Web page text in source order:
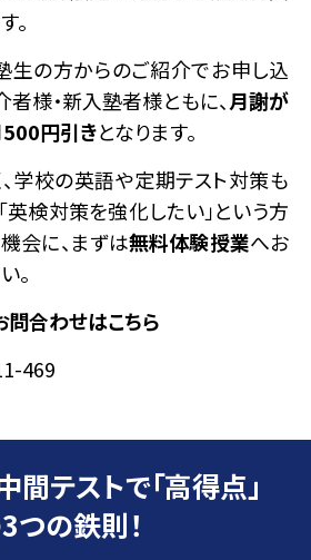
。
生の方からのご紹介でお申し込
者様・新入塾者様ともに、月謝が
500円引きとなります。
学校の英語や定期テスト対策も
英検対策を強化したい」という方
会に、まずは無料体験授業へお
。
合わせはこちら
469
間テストで「高得点」
つの鉄則！